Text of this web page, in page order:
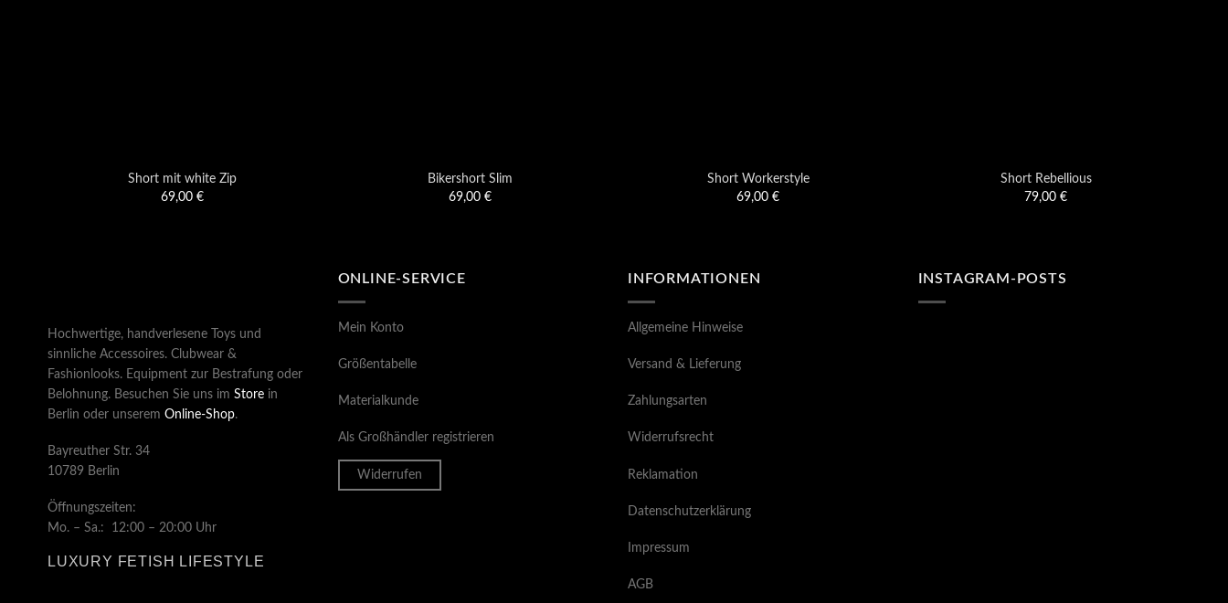
Short mit white Zip
69,00 €
Bikershort Slim
69,00 €
Short Workerstyle
69,00 €
Short Rebellious
79,00 €
Hochwertige, handverlesene Toys und
sinnliche Accessoires. Clubwear &
Fashionlooks. Equipment zur Bestrafung oder
Belohnung. Besuchen Sie uns im Store in
Berlin oder unserem Online-Shop.
Bayreuther Str. 34
10789 Berlin
Öffnungszeiten:
Mo. – Sa.: 12:00 – 20:00 Uhr
LUXURY FETISH LIFESTYLE
ONLINE-SERVICE
Mein Konto
Größentabelle
Materialkunde
Als Großhändler registrieren
Widerrufen
INFORMATIONEN
Allgemeine Hinweise
Versand & Lieferung
Zahlungsarten
Widerrufsrecht
Reklamation
Datenschutzerklärung
Impressum
AGB
INSTAGRAM-POSTS